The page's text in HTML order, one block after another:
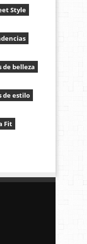
Style
de belleza
de estilo
Fit